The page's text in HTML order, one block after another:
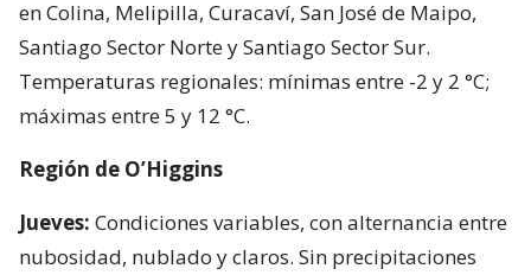
en Colina, Melipilla, Curacaví, San José de Maipo,
Santiago Sector Norte y Santiago Sector Sur.
Temperaturas regionales: mínimas entre -2 y 2 °C;
máximas entre 5 y 12 °C.
Región de O’Higgins
Jueves: Condiciones variables, con alternancia entre
nubosidad, nublado y claros. Sin precipitaciones